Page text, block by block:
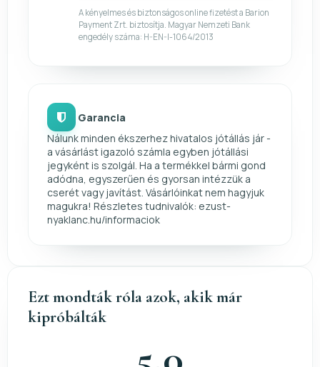
A kényelmes és biztonságos online fizetést a Barion
Payment Zrt. biztosítja. Magyar Nemzeti Bank
engedély száma: H-EN-I-1064/2013
Garancia
Nálunk minden ékszerhez hivatalos jótállás jár -
a vásárlást igazoló számla egyben jótállási
jegyként is szolgál. Ha a termékkel bármi gond
adódna, egyszerűen és gyorsan intézzük a
cserét vagy javítást. Vásárlóinkat nem hagyjuk
magukra! Részletes tudnivalók: ezust-
nyaklanc.hu/informaciok
Ezt mondták róla azok, akik már
kipróbálták